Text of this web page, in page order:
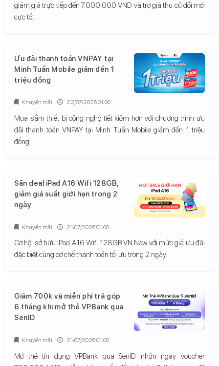
giảm giá trực tiếp đến 7.000.000 VND và trợ giá thu cũ đổi mới
cực tốt.
Ưu đãi thanh toán VNPAY tại
Minh Tuấn Mobile giảm đến 1
triệu đồng
Mua sắm thiết bị công nghệ tiết kiệm hơn với chương trình ưu
đãi thanh toán VNPAY tại Minh Tuấn Mobile giảm đến 1 triệu
đồng.
Khuyến mãi 22/07/2026 01:00
Săn deal iPad A16 Wifi 128GB,
giảm giá suất giới hạn trong 2
ngày
Cơ hội sở hữu iPad A16 Wifi 128GB VN New với mức giá ưu đãi
đặc biệt cùng cơ chế thanh toán tối ưu trong 2 ngày.
Khuyến mãi 21/07/2026 01:00
Giảm 700k và miễn phí trả góp
6 tháng khi mở thẻ VPBank qua
SenID
Mở thẻ tín dụng VPBank qua SenID nhận ngay voucher
Khuyến mãi 21/07/2026 01:00